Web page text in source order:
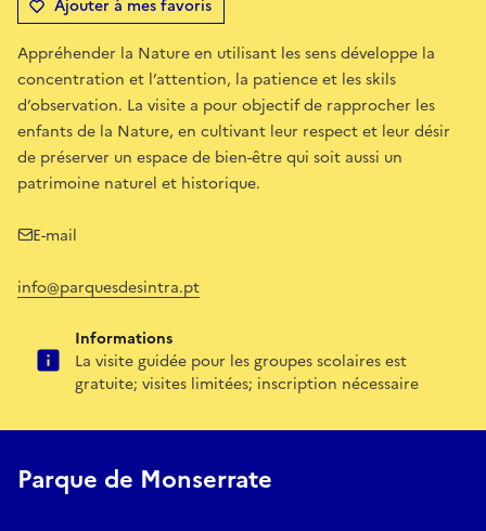
Ajouter à mes favoris
Appréhender la Nature en utilisant les sens développe la
concentration et l’attention, la patience et les skils
d’observation. La visite a pour objectif de rapprocher les
enfants de la Nature, en cultivant leur respect et leur désir
de préserver un espace de bien-être qui soit aussi un
patrimoine naturel et historique.
E-mail
info@parquesdesintra.pt
Informations
La visite guidée pour les groupes scolaires est
gratuite; visites limitées; inscription nécessaire
Parque de Monserrate